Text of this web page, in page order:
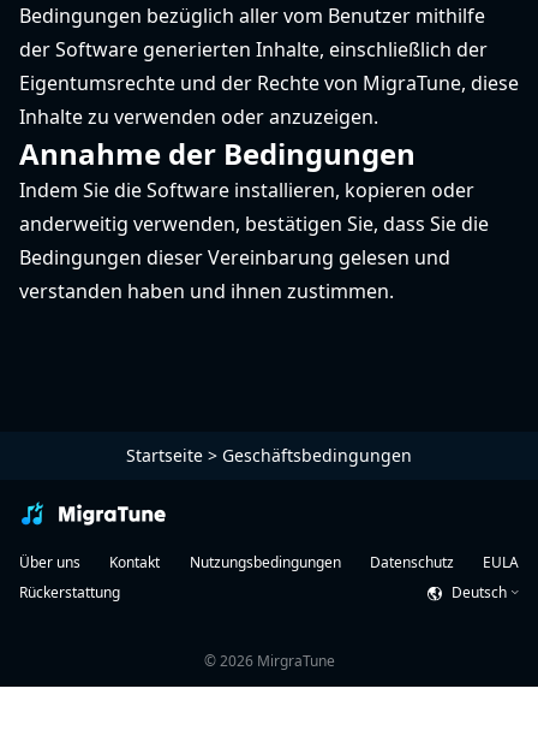
Bedingungen bezüglich aller vom Benutzer mithilfe
der Software generierten Inhalte, einschließlich der
Eigentumsrechte und der Rechte von MigraTune, diese
Inhalte zu verwenden oder anzuzeigen.
Annahme der Bedingungen
Indem Sie die Software installieren, kopieren oder
anderweitig verwenden, bestätigen Sie, dass Sie die
Bedingungen dieser Vereinbarung gelesen und
verstanden haben und ihnen zustimmen.
Startseite > Geschäftsbedingungen
Über uns Kontakt Nutzungsbedingungen Datenschutz
EULA
Rückerstattung
Deutsch
©2026MirgraTune